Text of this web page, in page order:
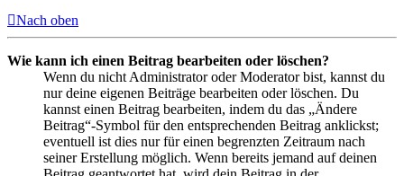
Nach oben
Wie kann ich einen Beitrag bearbeiten oder löschen?
Wenn du nicht Administrator oder Moderator bist, kannst du
nur deine eigenen Beiträge bearbeiten oder löschen. Du
kannst einen Beitrag bearbeiten, indem du das „Ändere
Beitrag“-Symbol für den entsprechenden Beitrag anklickst;
eventuell ist dies nur für einen begrenzten Zeitraum nach
seiner Erstellung möglich. Wenn bereits jemand auf deinen